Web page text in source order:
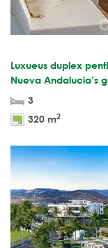
Luxueus duplex
Nueva Andalucia’s
3
320 m2